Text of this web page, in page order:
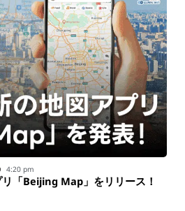
4:20 pm
「Beijing Map」をリリース！